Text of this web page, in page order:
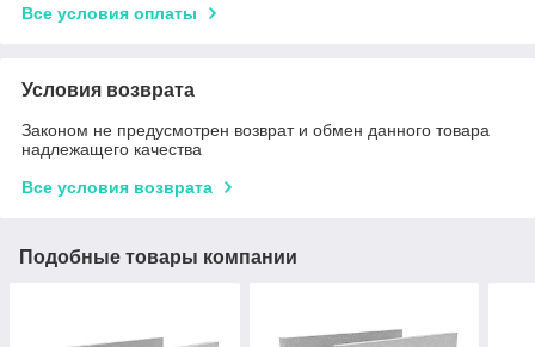
Все условия оплаты
Условия возврата
Законом не предусмотрен возврат и обмен данного товара
надлежащего качества
Все условия возврата
Подобные товары компании